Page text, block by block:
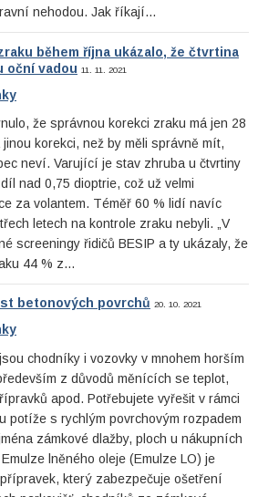
nehodou. Jak říkají…
během října ukázalo, že čtvrtina
oční vadou 11. 11. 2021
že správnou korekci zraku má jen 28
korekci, než by měli správně mít,
neví. Varující je stav zhruba u čtvrtiny
nad 0,75 dioptrie, což už velmi
za volantem. Téměř 60 % lidí navíc
letech na kontrole zraku nebyli. „V
screeningy řidičů BESIP a ty ukázaly, že
44 % z…
betonových povrchů 20. 10. 2021
chodníky i vozovky v mnohem horším
z důvodů měnících se teplot,
apod. Potřebujete vyřešit v rámci
potíže s rychlým povrchovým rozpadem
zámkové dlažby, ploch u nákupních
lněného oleje (Emulze LO) je
který zabezpečuje ošetření